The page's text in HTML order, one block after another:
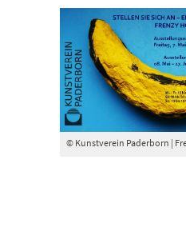
© Kunstverein Paderborn |